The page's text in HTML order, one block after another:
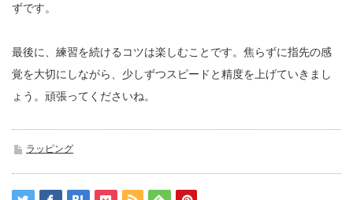
ずです。
最後に、練習を続けるコツは楽しむことです。焦らずに指先の感
覚を大切にしながら、少しずつスピードと精度を上げていきまし
ょう。頑張ってくださいね。
ラッピング